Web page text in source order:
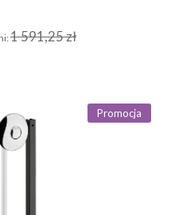
1 591,25 zł
Promocja